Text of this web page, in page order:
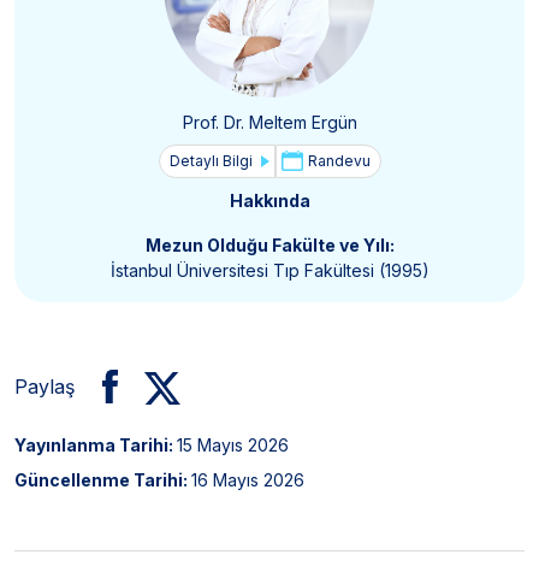
Prof. Dr. Meltem Ergün
Detaylı Bilgi Randevu
Hakkında
Mezun Olduğu Fakülte ve Yılı:
İstanbul Üniversitesi Tıp Fakültesi (1995)
Paylaş
Yayınlanma Tarihi: 15 Mayıs 2026
Güncellenme Tarihi: 16 Mayıs 2026